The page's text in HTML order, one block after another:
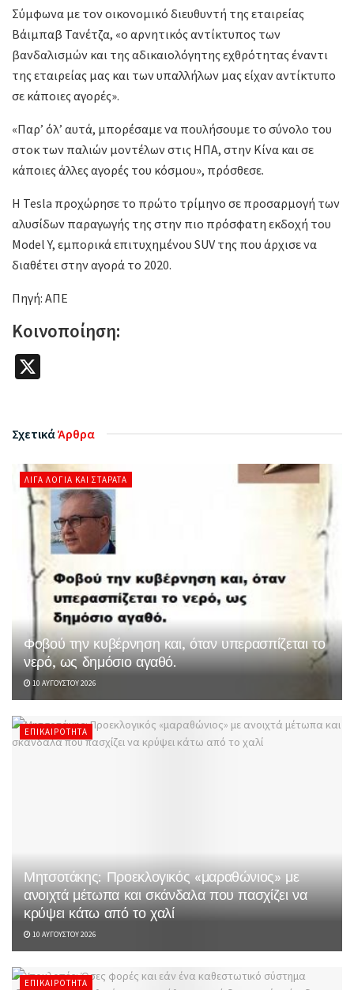
Σύμφωνα με τον οικονομικό διευθυντή της εταιρείας
Βάιμπαβ Τανέτζα, «ο αρνητικός αντίκτυπος των
βανδαλισμών και της αδικαιολόγητης εχθρότητας έναντι
της εταιρείας μας και των υπαλλήλων μας είχαν αντίκτυπο
σε κάποιες αγορές».
«Παρ’ όλ’ αυτά, μπορέσαμε να πουλήσουμε το σύνολο του
στοκ των παλιών μοντέλων στις ΗΠΑ, στην Κίνα και σε
κάποιες άλλες αγορές του κόσμου», πρόσθεσε.
Η Tesla προχώρησε το πρώτο τρίμηνο σε προσαρμογή των
αλυσίδων παραγωγής της στην πιο πρόσφατη εκδοχή του
Model Y, εμπορικά επιτυχημένου SUV της που άρχισε να
διαθέτει στην αγορά το 2020.
Πηγή: ΑΠΕ
Κοινοποίηση:
ΣχετικάΆρθρα
ΛΊΓΑ ΛΌΓΙΑ ΚΑΙ ΣΤΑΡΆΤΑ
Φοβού την κυβέρνηση και, όταν υπερασπίζεται το
νερό, ως δημόσιο αγαθό.
10 ΑΥΓΟΎΣΤΟΥ 2026
ΕΠΙΚΑΙΡΌΤΗΤΑ
Μητσοτάκης: Προεκλογικός «μαραθώνιος» με
ανοιχτά μέτωπα και σκάνδαλα που πασχίζει να
κρύψει κάτω από το χαλί
10 ΑΥΓΟΎΣΤΟΥ 2026
ΕΠΙΚΑΙΡΌΤΗΤΑ